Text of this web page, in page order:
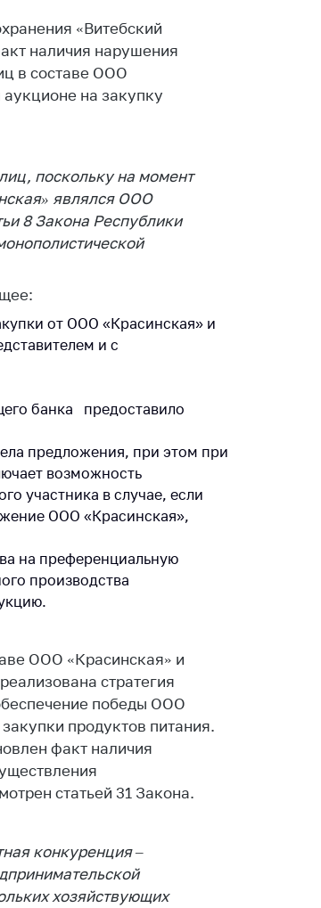
«Витебский
наличия нарушения
в составе ООО
на закупку
поскольку на момент
являлся ООО
8 Закона Республики
от ООО «Красинская» и
и с
банка предоставило
предложения, при этом при
возможность
участника в случае, если
ООО «Красинская»,
на преференциальную
производства
ООО «Красинская» и
стратегия
победы ООО
продуктов питания.
факт наличия
статьей 31 Закона.
конкуренция –
хозяйствующих